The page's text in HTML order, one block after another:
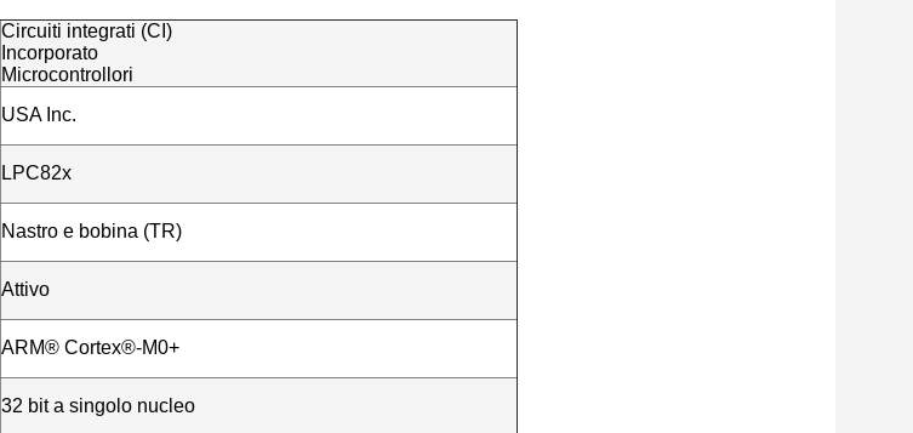
Circuiti integrati (CI)
Incorporato
Microcontrollori
USA Inc.
LPC82x
Nastro e bobina (TR)
Attivo
ARM® Cortex®-M0+
32 bit a singolo nucleo